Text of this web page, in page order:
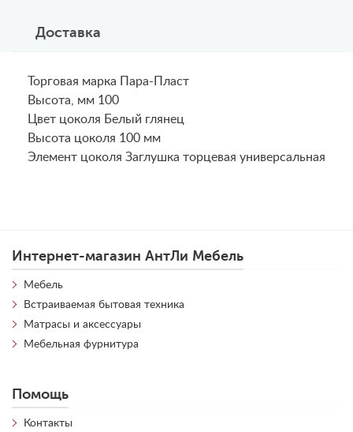
Доставка
Торговая марка Пара-Пласт
Высота, мм 100
Цвет цоколя Белый глянец
Высота цоколя 100 мм
Элемент цоколя Заглушка торцевая универсальная
Интернет-магазин АнтЛи Мебель
Мебель
Встраиваемая бытовая техника
Матрасы и аксессуары
Мебельная фурнитура
Помощь
Контакты